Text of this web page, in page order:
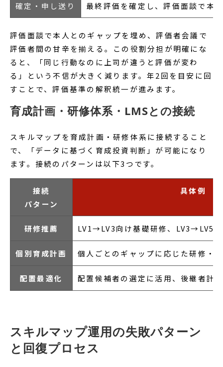
確定・申し送り 最終評価を確定し、評価面談で本
評価面談で本人とのギャップを埋め、評価者会議で
評価者間の甘辛を揃える。この役割分担が明確にな
ると、「同じ行動なのに上司が違うと評価が変わ
る」という不信が大きく減ります。年2回を目安に回
すことで、評価基準の解釈統一が進みます。
育成計画・研修体系・LMSとの接続
スキルマップを育成計画・研修体系に接続すること
で、「データに基づく育成投資判断」が可能になり
ます。接続のパターンは以下3つです。
接続
パターン
具体例
研修推薦 LV1→LV3向け基礎研修、LV3→LV5
個別育成計画 個人ごとのギャップに応じた研修・
配置最適化 配置候補者の選定に活用、後継者計
スキルマップ運用の失敗パターン
と回復プロセス